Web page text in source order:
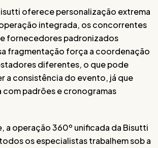
oferece personalização extrema
integrada, os concorrentes
fornecedores padronizados
fragmentação força a coordenação
diferentes, o que pode
a consistência do evento, já que
com padrões e cronogramas
a operação 360º unificada da Bisutti
os especialistas trabalhem sob a